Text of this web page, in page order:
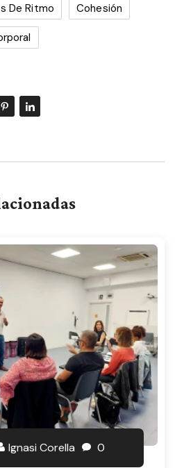
De Ritmo Cohesión
Ignasi Corella 0